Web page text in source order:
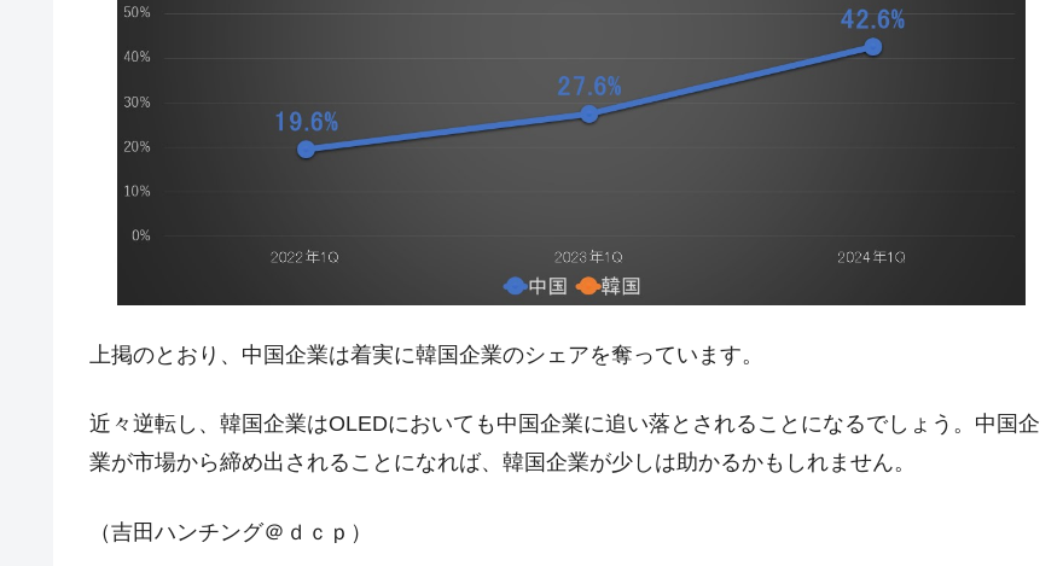
Fact1
Fact1
Fact1
Fact1 奇跡の毛色「白毛馬」とは？
Fact1
Fact1
発表から2日で大崩壊、鳴かず飛ばずに終わりそうなスーパーリーグとは？
Fact1 甲子園通算本塁打、最多の清原に次いで多く打っている意外な選手とは？
Fact1 セレクトセールの高額取引馬が稼いだ金額とは？
上掲のとおり、中国企業は着実に韓国企業のシェアを奪っています。
近々逆転し、韓国企業はOLEDにおいても中国企業に追い落とされることになるでしょう。中国企
業が市場から締め出されることになれば、韓国企業が少しは助かるかもしれません。
（吉田ハンチング＠ｄｃｐ）